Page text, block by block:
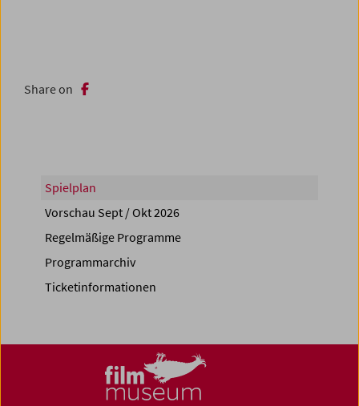
Share on
Spielplan
Vorschau Sept / Okt 2026
Regelmäßige Programme
Programmarchiv
Ticketinformationen